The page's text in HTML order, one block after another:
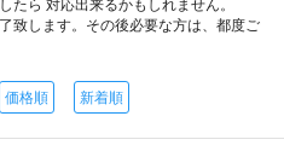
たら 対応出来るかもしれません。
します。その後必要な方は、都度ご
価格順 新着順